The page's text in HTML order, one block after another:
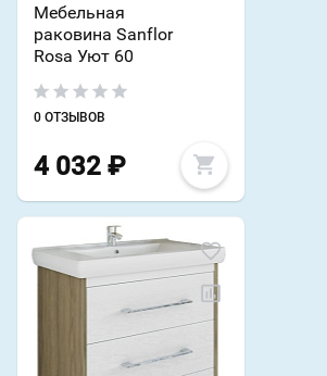
Мебельная
раковина Sanflor
Rosa Уют 60
0 ОТЗЫВОВ
4 032 ₽